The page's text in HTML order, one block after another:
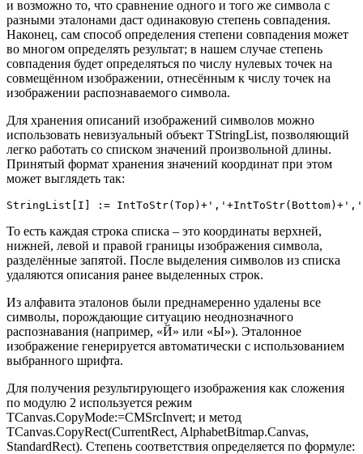
и возможно то, что сравнение одного и того же символа с
разными эталонами даст одинаковую степень совпадения.
Наконец, сам способ определения степени совпадения может
во многом определять результат; в нашем случае степень
совпадения будет определяться по числу нулевых точек на
совмещённом изображении, отнесённым к числу точек на
изображении распознаваемого символа.
Для хранения описаний изображений символов можно
использовать невизуальный объект TStringList, позволяющий
легко работать со списком значений произвольной длины.
Принятый формат хранения значений координат при этом
может выглядеть так:
StringList[I] :=
То есть каждая строка списка – это координаты верхней,
нижней, левой и правой границы изображения символа,
разделённые запятой. После выделения символов из списка
удаляются описания ранее выделенных строк.
Из алфавита эталонов были преднамеренно удалены все
символы, порождающие ситуацию неоднозначного
распознавания (например, «Й» или «Ы»). Эталонное
изображение генерируется автоматически с использованием
выбранного шрифта.
Для получения результирующего изображения как сложения
по модулю 2 используется режим
TCanvas.CopyMode:=CMSrcInvert; и метод
TCanvas.CopyRect(CurrentRect, AlphabetBitmap.Canvas,
StandardRect). Степень соответствия определяется по формуле: